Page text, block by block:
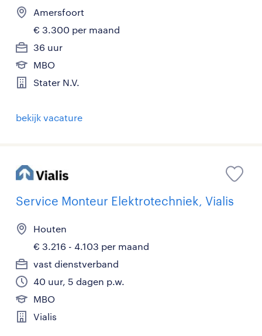
Amersfoort
€ 3.300 per maand
36 uur
MBO
Stater N.V.
bekijk vacature
Service Monteur Elektrotechniek, Vialis
Houten
€ 3.216 - 4.103 per maand
vast dienstverband
40 uur, 5 dagen p.w.
MBO
Vialis